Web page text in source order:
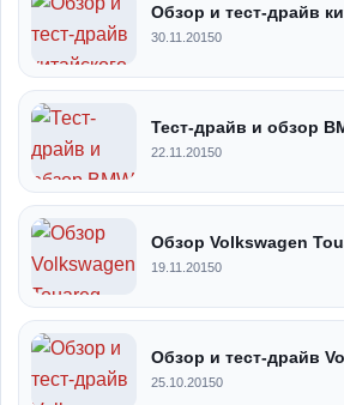
Обзор и тест-драйв
30.11.20150
Тест-драйв и обзор
22.11.20150
Обзор Volkswagen
19.11.20150
Обзор и тест-драйв
25.10.20150